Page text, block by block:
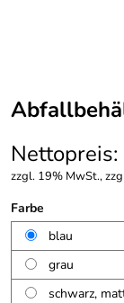
zzgl. 19% MwSt.,
Farbe
blau
grau
schwarz,